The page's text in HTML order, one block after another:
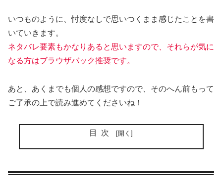
いつものように、忖度なしで思いつくまま感じたことを書
いていきます。
ネタバレ要素もかなりあると思いますので、それらが気に
なる方はブラウザバック推奨です。
あと、あくまでも個人の感想ですので、そのへん前もって
ご了承の上で読み進めてくださいね！
目次